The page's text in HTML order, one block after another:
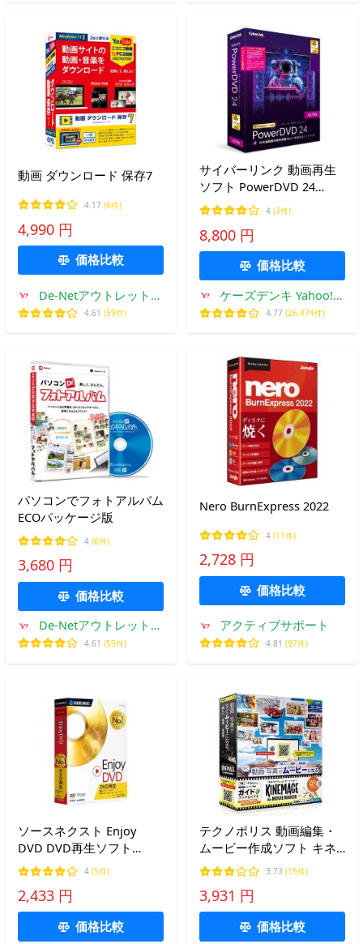
動画 ダウンロード 保存7
4.17 (6件)
4,990 円
価格比較
De-Netアウトレットス
トア
4.61 (59件)
サイバーリンク 動画再生
ソフト PowerDVD 24
Ultra アップグレード
&amp; 乗換え版
4 (3件)
8,800 円
価格比較
ケーズデンキ Yahoo!シ
ョップ
4.77 (26,474件)
パソコンでフォトアルバム
ECOパッケージ版
4 (6件)
3,680 円
価格比較
De-Netアウトレットス
トア
4.61 (59件)
Nero BurnExpress 2022
4 (11件)
2,728 円
価格比較
アクティブサポート
4.81 (97件)
ソースネクスト Enjoy
DVD DVD再生ソフト
Windows
4 (5件)
2,433 円
価格比較
テクノポリス 動画編集・
ムービー作成ソフト キネ
マージュ the MovieMaker
【DVD作成付】
3.73 (15件)
3,931 円
価格比較